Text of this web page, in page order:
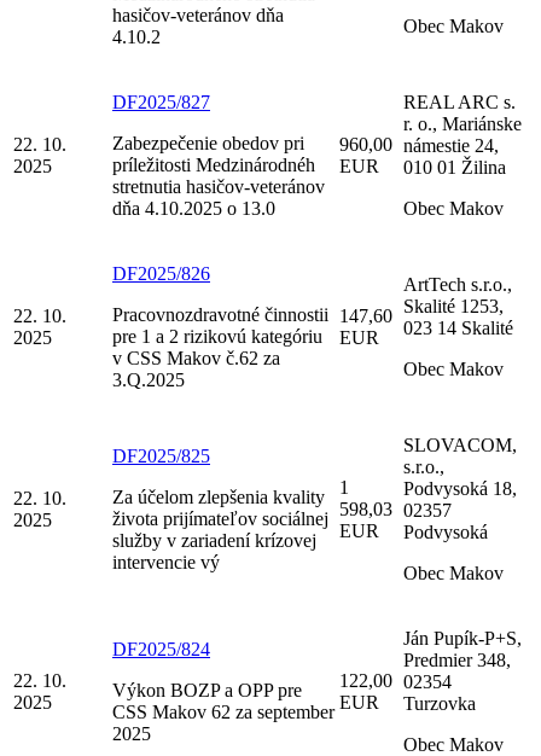
hasičov-veteránov dňa
4.10.2
Obec Makov
22. 10.
2025
DF2025/827
Zabezpečenie obedov pri
príležitosti Medzinárodnéh
stretnutia hasičov-veteránov
dňa 4.10.2025 o 13.0
960,00
EUR
REAL ARC s.
r. o., Mariánske
námestie 24,
010 01 Žilina
Obec Makov
22. 10.
2025
DF2025/826
Pracovnozdravotné činnostii
pre 1 a 2 rizikovú kategóriu
v CSS Makov č.62 za
3.Q.2025
147,60
EUR
ArtTech s.r.o.,
Skalité 1253,
023 14 Skalité
Obec Makov
22. 10.
2025
DF2025/825
Za účelom zlepšenia kvality
života prijímateľov sociálnej
služby v zariadení krízovej
intervencie vý
1
598,03
EUR
SLOVACOM,
s.r.o.,
Podvysoká 18,
02357
Podvysoká
Obec Makov
22. 10.
2025
DF2025/824
Výkon BOZP a OPP pre
CSS Makov 62 za september
2025
122,00
EUR
Ján Pupík-P+S,
Predmier 348,
02354
Turzovka
Obec Makov